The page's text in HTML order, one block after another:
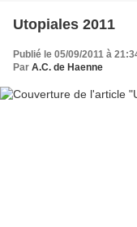
Utopiales 2011
Publié le 05/09/2011 à
Par A.C. de Haenne